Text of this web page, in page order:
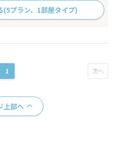
(5プラン、1部屋タイプ)
1
上部へ